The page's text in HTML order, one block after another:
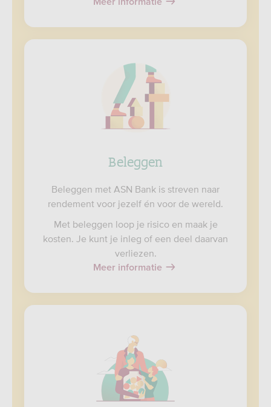
Beleggen
Beleggen met ASN Bank is streven naar
rendement voor jezelf én voor de wereld.
Met beleggen loop je risico en maak je
kosten. Je kunt je inleg of een deel daarvan
verliezen.
Meer informatie